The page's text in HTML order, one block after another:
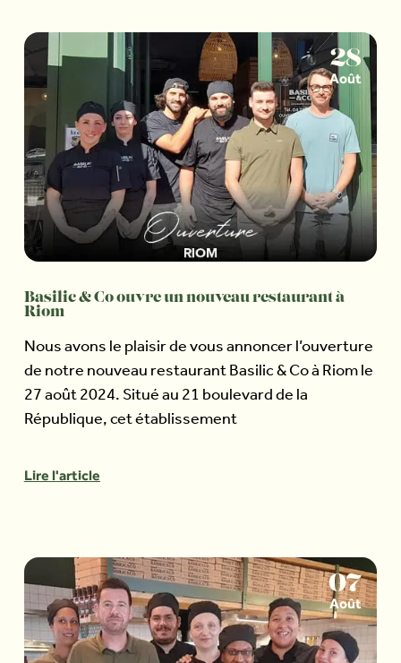
28
Août
Basilic & Co ouvre un nouveau restaurant à
Riom
Nous avons le plaisir de vous annoncer l’ouverture
de notre nouveau restaurant Basilic & Co à Riom le
27 août 2024. Situé au 21 boulevard de la
République, cet établissement
Lire l'article
07
Août